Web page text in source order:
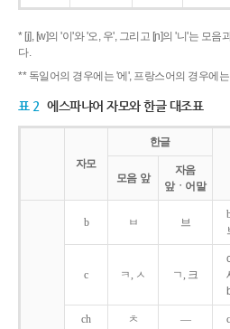
* [j], [w]의 '이'와 '오, 우', 그리고 [ɲ]의 '니'는 모
다.
** 독일어의 경우에는 '에', 프랑스어의 경우에
표 2 에스파냐어 자모와 한글 대조표
자모
한글
모음 앞
자음
앞ㆍ어말
b ㅂ 브
c ㅋ, ㅅ ㄱ, 크
ch ㅊ ―